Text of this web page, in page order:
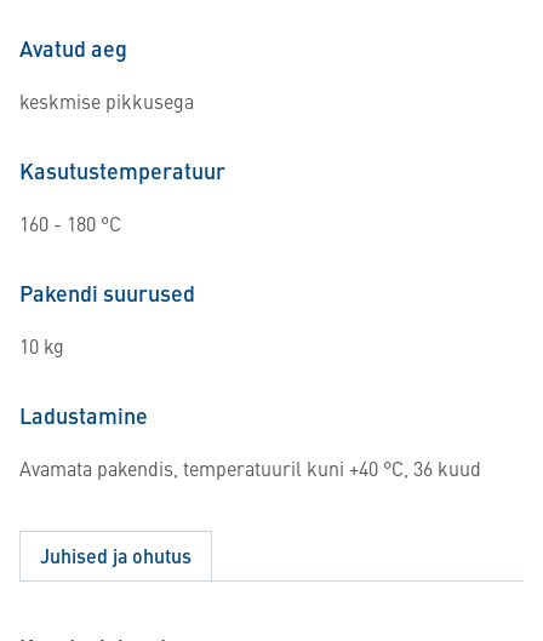
Avatud aeg
keskmise pikkusega
Kasutustemperatuur
160 - 180 °C
Pakendi suurused
10 kg
Ladustamine
Avamata pakendis, temperatuuril kuni +40 °C, 36 kuud
Juhised ja ohutus